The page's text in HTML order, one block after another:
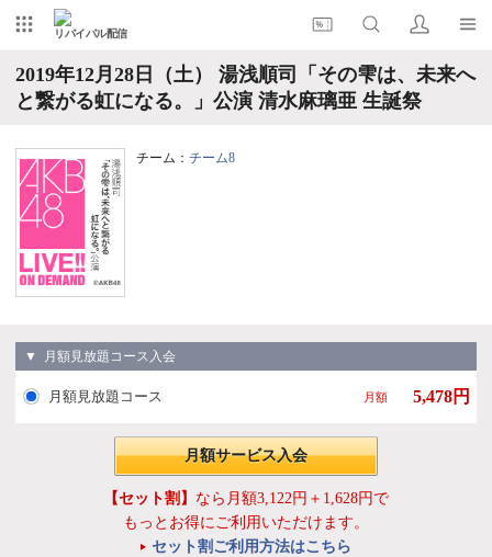
リバイバル配信
2019年12月28日（土） 湯浅順司「その雫は、未来へ
と繋がる虹になる。」公演 清水麻璃亜 生誕祭
チーム： チーム8
▼ 月額見放題コース入会
月額見放題コース 月額 5,478円
月額サービス入会
【セット割】 なら月額3,122円＋1,628円で
もっとお得にご利用いただけます。
セット割ご利用方法はこちら